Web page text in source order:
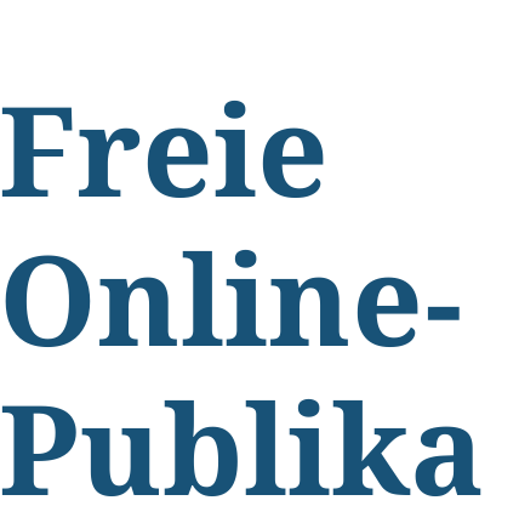
Freie
Online-
Publika